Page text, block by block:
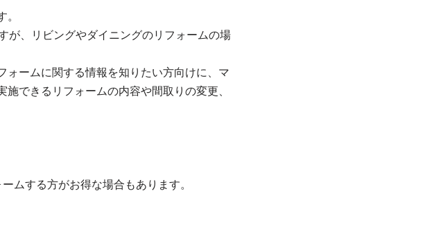
が、リビングやダイニングのリフォームの場
ォームに関する情報を知りたい方向けに、マ
できるリフォームの内容や間取りの変更、
ムする方がお得な場合もあります。